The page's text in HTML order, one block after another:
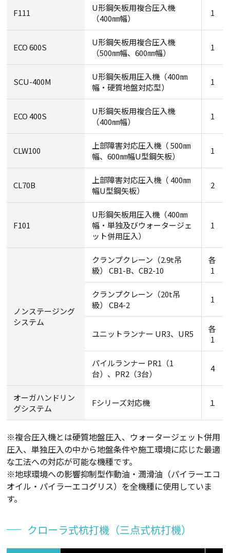
F111
U形鋼矢板用複合圧入機
（400㎜幅）
1
ECO 600S
U形鋼矢板用複合圧入機
（500㎜幅、600㎜幅）
1
SCU-400M
U形鋼矢板用圧入機（400㎜
幅・硬質地盤対応型）
1
ECO 400S
U形鋼矢板用複合圧入機
（400㎜幅）
1
CLW100
上部障害対応圧入機（ 500㎜
幅、600㎜幅U型鋼矢板）
1
CL70B
上部障害対応圧入機（ 400㎜
幅U型鋼矢板）
2
F101
U形鋼矢板用圧入機（400㎜
幅・単独及びウォータージェ
ット併用圧入）
1
ノンステージング
システム
クランプクレーン（2.9t吊
級） CB1-B、CB2-10
各
1
クランプクレーン（20t吊
級） CB4-2
1
ユニットランナー UR3、UR5
各
1
パイルランナー PR1（1
台）、PR2（3台）
4
オーガハンドリン
グシステム
Fシリーズ対応機 １
※複合圧入機とは硬質地盤圧入、ウォータージェット併用
圧入、単独圧入の中から地盤条件や施工環境に応じた最適
な工法への対応が可能な機種です。
※地球環境への影響抑制型作動油・潤滑油（パイラーエコ
オイル・パイラーエコグリス）を全機種に使用していま
す。
クローラ式杭打機（三点式杭打機）